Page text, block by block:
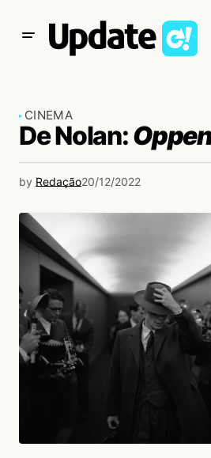
CINEMA
De Nolan:
by Redação20/12/2022